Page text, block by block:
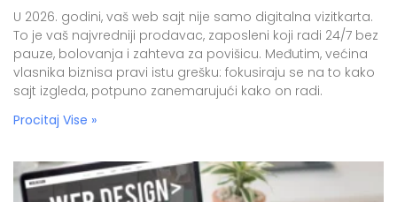
U 2026. godini, vaš web sajt nije samo digitalna vizitkarta.
To je vaš najvredniji prodavac, zaposleni koji radi 24/7 bez
pauze, bolovanja i zahteva za povišicu. Međutim, većina
vlasnika biznisa pravi istu grešku: fokusiraju se na to kako
sajt izgleda, potpuno zanemarujući kako on radi.
Procitaj Vise »